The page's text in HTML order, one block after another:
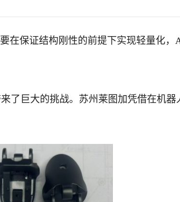
在保证结构刚性的前提下实现轻量化，
了巨大的挑战。苏州莱图加凭借在机